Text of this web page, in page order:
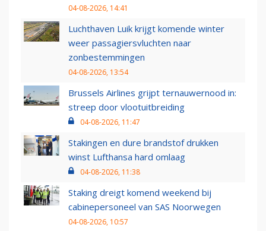
04-08-2026, 14:41
Luchthaven Luik krijgt komende winter
weer passagiersvluchten naar
zonbestemmingen
04-08-2026, 13:54
Brussels Airlines grijpt ternauwernood in:
streep door vlootuitbreiding
04-08-2026, 11:47
Stakingen en dure brandstof drukken
winst Lufthansa hard omlaag
04-08-2026, 11:38
Staking dreigt komend weekend bij
cabinepersoneel van SAS Noorwegen
04-08-2026, 10:57